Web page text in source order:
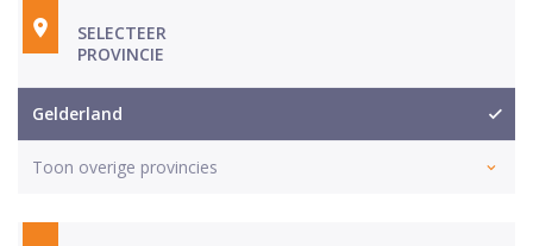
SELECTEER
PROVINCIE
Gelderland
Toon overige provincies